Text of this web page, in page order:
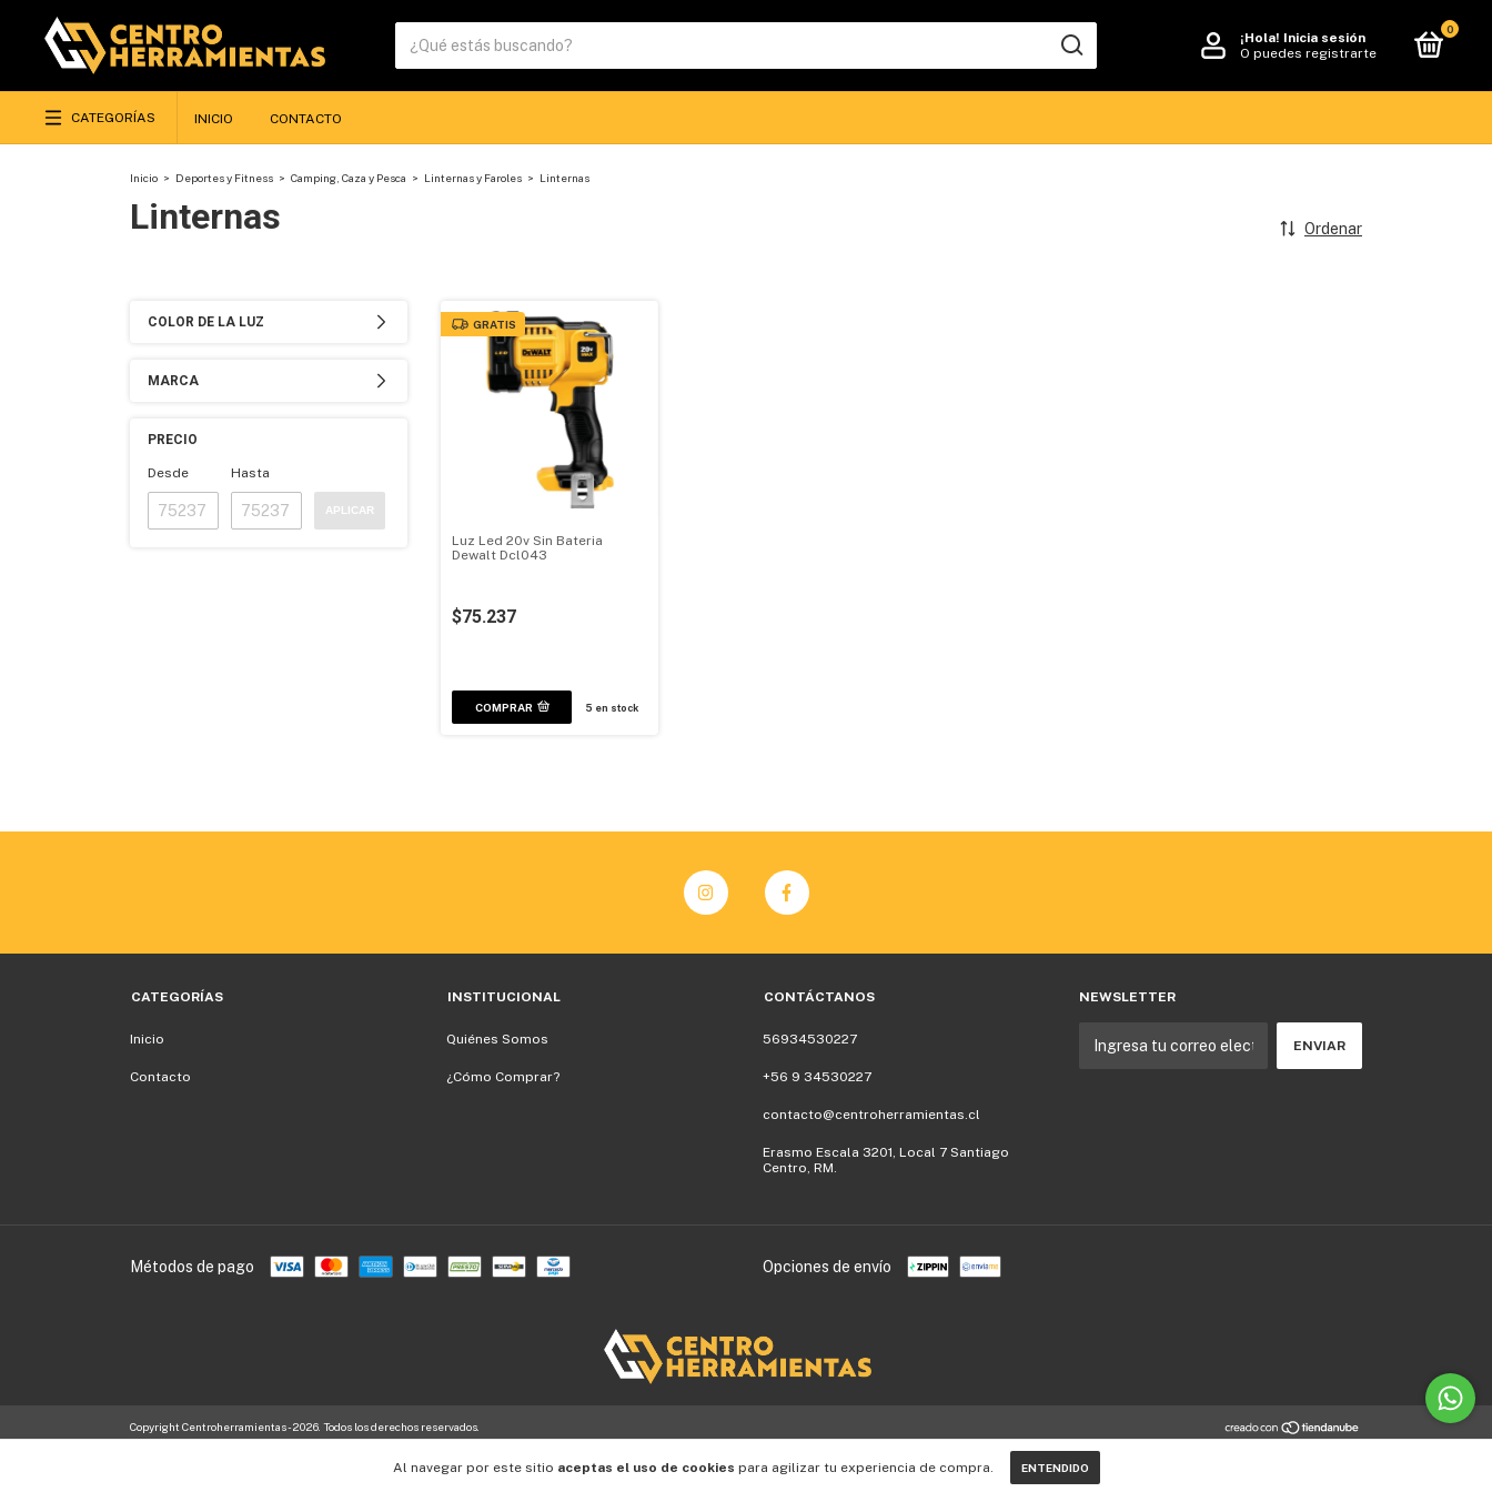
¡Hola! Inicia sesión
O puedes registrarte
0
CATEGORÍAS INICIO CONTACTO
Al navegar por este sitio aceptas el uso de cookies para agilizar tu experiencia de compra. ENTENDIDO
Inicio > Deportes y Fitness > Camping, Caza y Pesca > Linternas y Faroles > Linternas
Linternas Ordenar
COLOR DE LA LUZ
MARCA
PRECIO
Desde Hasta
APLICAR
GRATIS
Luz Led 20v Sin Bateria
Dewalt Dcl043
$75.237
COMPRAR 5 en stock
CATEGORÍAS
Inicio
Contacto
INSTITUCIONAL
Quiénes Somos
¿Cómo Comprar?
CONTÁCTANOS
56934530227
+56 9 34530227
contacto@centroherramientas.cl
Erasmo Escala 3201, Local 7 Santiago
Centro, RM.
NEWSLETTER
Métodos de pago Opciones de envío
Copyright Centroherramientas - 2026. Todos los derechos reservados.